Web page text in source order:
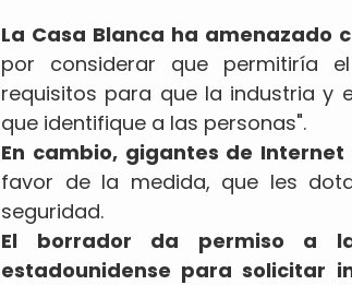
La Casa Blanca ha amenazado
por considerar que permitiría
requisitos para que la industria y
que identifique a las personas".
En cambio, gigantes de
favor de la medida, que les
seguridad.
El borrador da permiso a
estadounidense para solicitar